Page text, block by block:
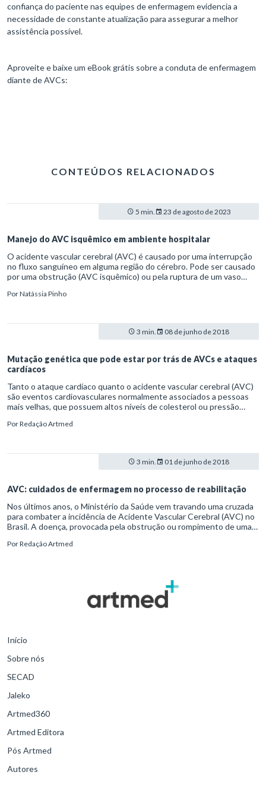
confiança do paciente nas equipes de enfermagem evidencia a
necessidade de constante atualização para assegurar a melhor
assistência possível.
Aproveite e baixe um eBook grátis sobre a conduta de enfermagem
diante de AVCs:
CONTEÚDOS RELACIONADOS
5 min. 23 de agosto de 2023
Manejo do AVC isquêmico em ambiente hospitalar
O acidente vascular cerebral (AVC) é causado por uma interrupção
no fluxo sanguíneo em alguma região do cérebro. Pode ser causado
por uma obstrução (AVC isquêmico) ou pela ruptura de um vaso
trombose ou por uma embolia e é responsável por cerca de 80% dos
anormal de um lado do corpo, dificuldade em falar, confusão,
problemas com a visão, tonturas, perda de equilíbrio e coordenação.¹
PorNatássia Pinho
3 min. 08 de junho de 2018
Mutação genética que pode estar por trás de AVCs e ataques
cardíacos
Tanto o ataque cardíaco quanto o acidente vascular cerebral (AVC)
são eventos cardiovasculares normalmente associados a pessoas
mais velhas, que possuem altos níveis de colesterol ou pressão
pacientes sem essas síndromes a sofrerem de infarto ou derrame?
Indeterminate Potential (Potencial Hematopoiese Clonal
Indeterminado) – ou Chip, na sigla em inglês.
PorRedação Artmed
3 min. 01 de junho de 2018
AVC: cuidados de enfermagem no processo de reabilitação
Nos últimos anos, o Ministério da Saúde vem travando uma cruzada
para combater a incidência de Acidente Vascular Cerebral (AVC) no
Brasil. A doença, provocada pela obstrução ou rompimento de uma
incapacidade no país.
PorRedação Artmed
Início
Sobre nós
SECAD
Jaleko
Artmed360
Artmed Editora
Pós Artmed
Autores